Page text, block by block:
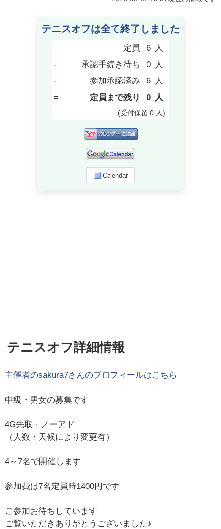
テニスオフは全て終了しました
定員 6 人
-
承認手続き待ち 0 人
-
参加承認済み 6 人
=
定員まで残り 0 人
(受付保留 0 人)
iCalendar
テニスオフ詳細情報
主催者のsakura7さんのプロフィールはこちら
中級・男女の募集です
4G先取・ノーアド
（人数・天候により変更有）
4～7名で開催します
参加費は7名定員時1400円です
ご参加お待ちしています
ご覧いただきありがとうございました♪